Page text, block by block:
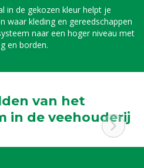
in de gekozen kleur helpt je
waar kleding en gereedschappen
naar een hoger niveau met
en borden.
van het
in de veehouderij